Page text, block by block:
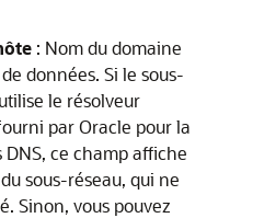
: Nom du domaine
données. Si le sous-
le résolveur
par Oracle pour la
ce champ affiche
sous-réseau, qui ne
Sinon, vous pouvez